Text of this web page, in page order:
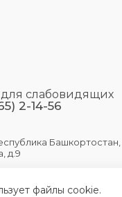
слабовидящих
2-14-56
д.9
файлы cookie.